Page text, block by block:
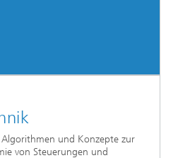
und Konzepte zur
von Steuerungen und